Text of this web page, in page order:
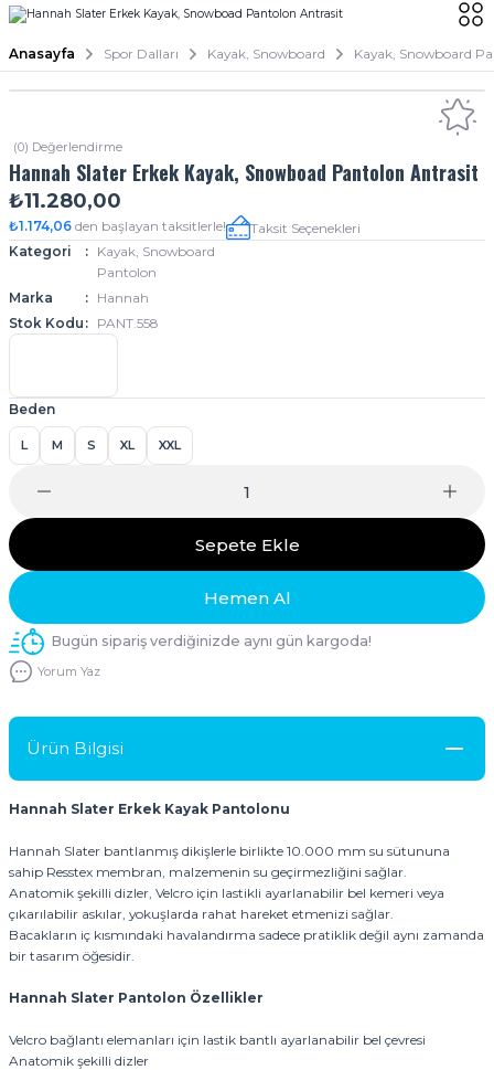
Anasayfa Spor Dalları Kayak, Snowboard Kayak, Snowboard
(0) Değerlendirme
Hannah Slater Erkek Kayak, Snowboad Pantolon Antrasit
₺11.280,00
₺1.174,06 den başlayan taksitlerle!
Taksit Seçenekleri
Kategori
Kayak, Snowboard
Pantolon
Marka
Hannah
Stok Kodu
PANT.558
Beden
L M S XL XXL
Sepete Ekle
Hemen Al
Bugün sipariş verdiğinizde aynı gün kargoda!
Yorum Yaz
Ürün Bilgisi
Hannah Slater Erkek Kayak Pantolonu
Hannah Slater bantlanmış dikişlerle birlikte 10.000 mm su sütununa
sahip Resstex membran, malzemenin su geçirmezliğini sağlar.
Anatomik şekilli dizler, Velcro için lastikli ayarlanabilir bel kemeri veya
çıkarılabilir askılar, yokuşlarda rahat hareket etmenizi sağlar.
Bacakların iç kısmındaki havalandırma sadece pratiklik değil aynı zamanda
bir tasarım öğesidir.
Hannah Slater Pantolon Özellikler
Velcro bağlantı elemanları için lastik bantlı ayarlanabilir bel çevresi
Anatomik şekilli dizler